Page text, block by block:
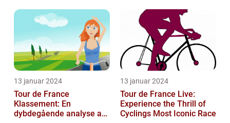
13 januar 2024
Tour de France
Klassement: En
dybdegående analyse af
13 januar 2024
Tour de France Live:
Experience the Thrill of
Cyclings Most Iconic Race